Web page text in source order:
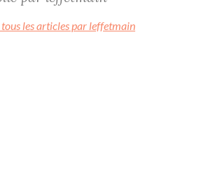
les articles par leffetmain